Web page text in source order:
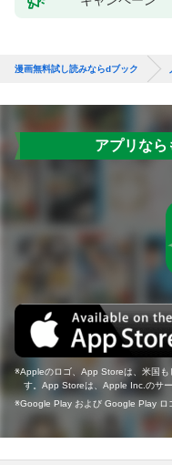
漫画無料試し読みならdブック
アプリなら
Appleのロゴ、App Storeは、米国
す。App Storeは、Apple Inc.のサー
Google Play および Google Play ロ